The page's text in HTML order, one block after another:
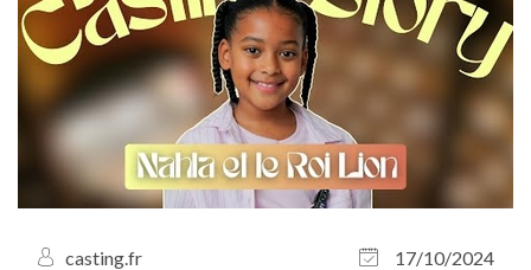
casting.fr
17/10/2024